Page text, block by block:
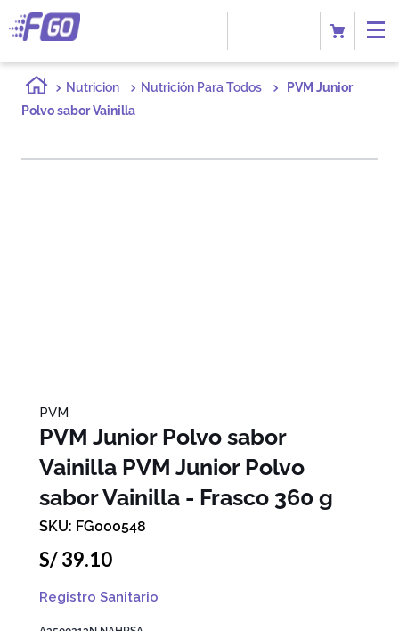
Nutricion Nutrición Para Todos
PVM Junior
Polvo sabor Vainilla
PVM
PVM Junior Polvo sabor
Vainilla PVM Junior Polvo
sabor Vainilla - Frasco 360 g
FG000548
S/39.10
Registro Sanitario